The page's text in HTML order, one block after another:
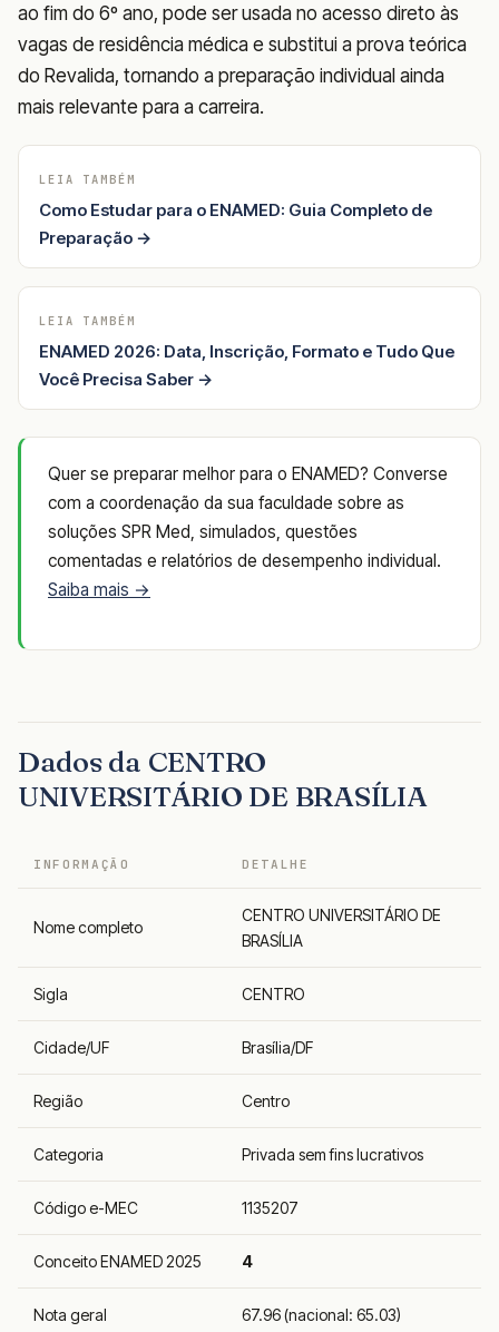
ao fim do 6º ano, pode ser usada no acesso direto às
vagas de residência médica e substitui a prova teórica
do Revalida, tornando a preparação individual ainda
mais relevante para a carreira.
LEIA TAMBÉM
Como Estudar para o ENAMED: Guia Completo de
Preparação →
LEIA TAMBÉM
ENAMED 2026: Data, Inscrição, Formato e Tudo Que
Você Precisa Saber →
Quer se preparar melhor para o ENAMED? Converse
com a coordenação da sua faculdade sobre as
soluções SPR Med, simulados, questões
comentadas e relatórios de desempenho individual.
Saiba mais →
Dados da CENTRO
UNIVERSITÁRIO DE BRASÍLIA
INFORMAÇÃO DETALHE
Nome completo
CENTRO UNIVERSITÁRIO DE
BRASÍLIA
Sigla CENTRO
Cidade/UF Brasília/DF
Região Centro
Categoria Privada sem fins lucrativos
Código e-MEC 1135207
Conceito ENAMED 2025 4
Nota geral 67.96 (nacional: 65.03)